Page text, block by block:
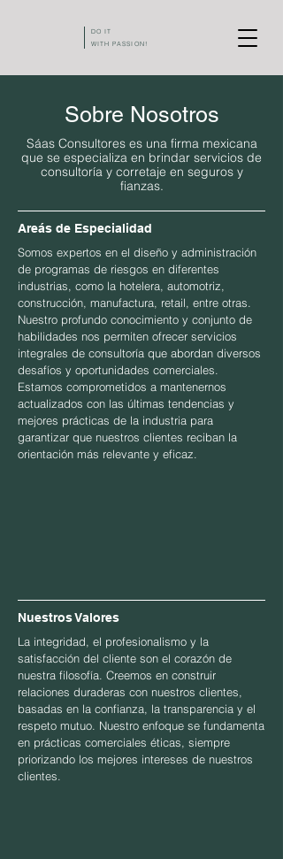
DO IT
WITH PASSION!
Sobre Nosotros
Sáas Consultores es una firma mexicana
que se especializa en brindar servicios de
consultoría y corretaje en seguros y
fianzas.
Areás de Especialidad
Somos expertos en el diseño y administración
de programas de riesgos en diferentes
industrias, como la hotelera, automotriz,
construcción, manufactura, retail, entre otras.
Nuestro profundo conocimiento y conjunto de
habilidades nos permiten ofrecer servicios
integrales de consultoría que abordan diversos
desafíos y oportunidades comerciales.
Estamos comprometidos a mantenernos
actualizados con las últimas tendencias y
mejores prácticas de la industria para
garantizar que nuestros clientes reciban la
orientación más relevante y eficaz.
Nuestros Valores
La integridad, el profesionalismo y la
satisfacción del cliente son el corazón de
nuestra filosofía. Creemos en construir
relaciones duraderas con nuestros clientes,
basadas en la confianza, la transparencia y el
respeto mutuo. Nuestro enfoque se fundamenta
en prácticas comerciales éticas, siempre
priorizando los mejores intereses de nuestros
clientes.